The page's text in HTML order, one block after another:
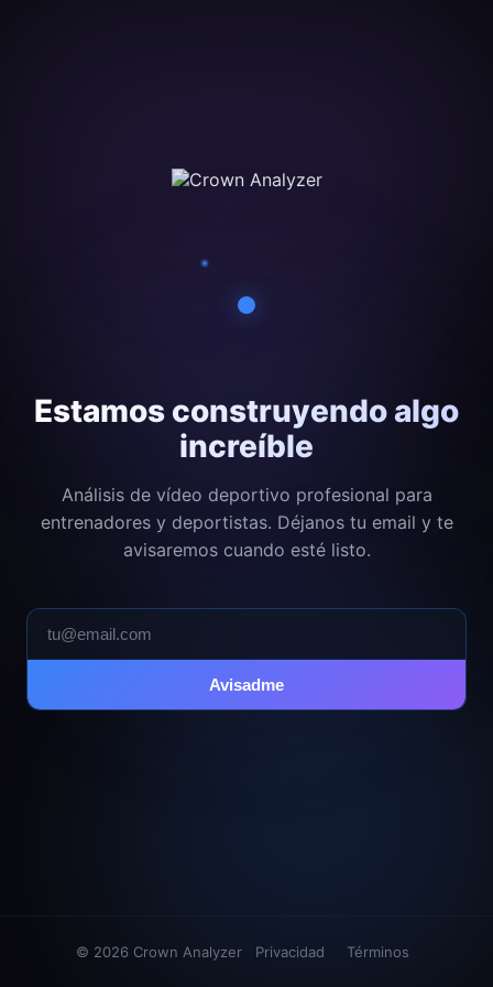
Estamos construyendo algo
increíble
Análisis de vídeo deportivo profesional para
entrenadores y deportistas. Déjanos tu email y te
avisaremos cuando esté listo.
Avisadme
© 2026 Crown Analyzer Privacidad Términos